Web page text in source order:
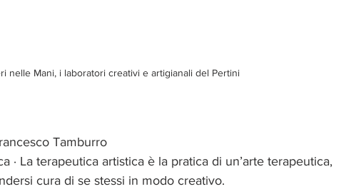
nelle Mani, i laboratori creativi e artigianali del Pertini
Tamburro
· La terapeutica artistica è la pratica di un’arte terapeutica,
cura di se stessi in modo creativo.